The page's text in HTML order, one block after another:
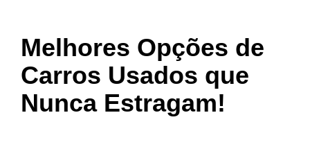
Melhores Opções de
Carros Usados que
Nunca Estragam!